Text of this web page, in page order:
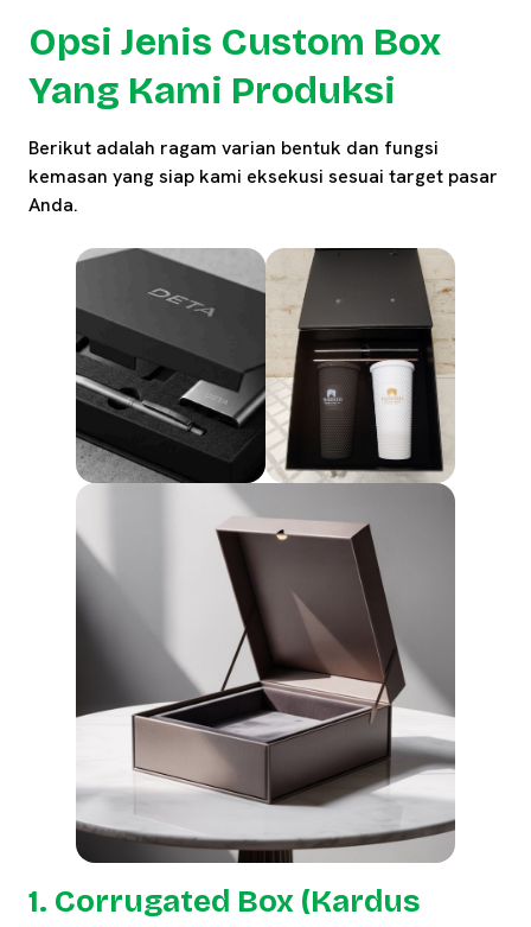
Opsi Jenis Custom Box
Yang Kami Produksi
Berikut adalah ragam varian bentuk dan fungsi
kemasan yang siap kami eksekusi sesuai target pasar
Anda.
1. Corrugated Box (Kardus